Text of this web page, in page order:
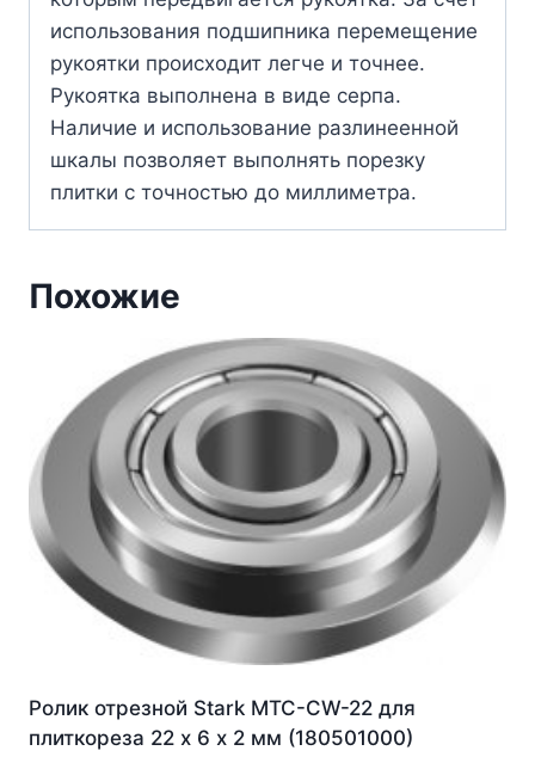
использования подшипника перемещение
рукоятки происходит легче и точнее.
Рукоятка выполнена в виде серпа.
Наличие и использование разлинеенной
шкалы позволяет выполнять порезку
плитки с точностью до миллиметра.
Похожие
Ролик отрезной Stark MTC-CW-22 для
плиткореза 22 х 6 х 2 мм (180501000)